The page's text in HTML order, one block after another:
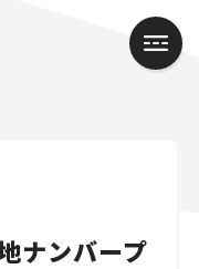
ナンバープ